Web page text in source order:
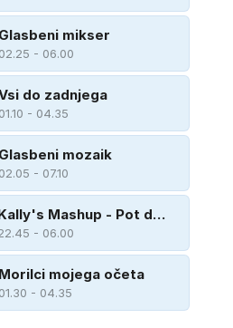
Glasbeni mikser
02.25 - 06.00
do zadnjega
01.10 - 04.35
Glasbeni mozaik
02.05 - 07.10
Mashup - Pot do
- 06.00
Morilci mojega očeta
01.30 - 04.35